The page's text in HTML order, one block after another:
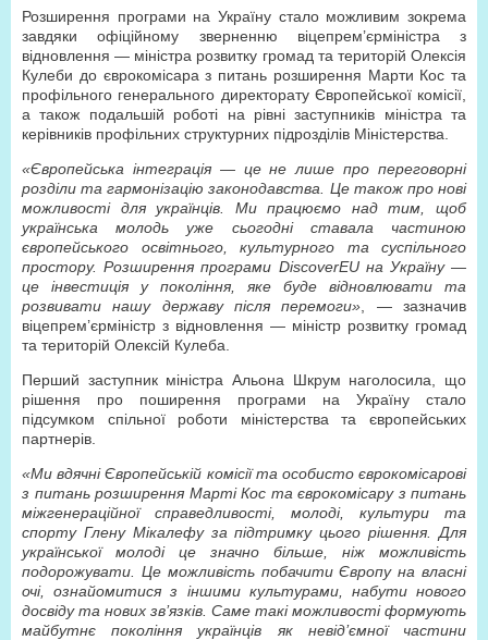
Розширення програми на Україну стало можливим зокрема
завдяки офіційному зверненню віцепрем’єр­міністра з
відновлення — міністра розвитку громад та територій Олексія
Кулеби до єврокомісара з питань розширення Марти Кос та
профільного генерального директорату Європейської комісії,
а також подальшій роботі на рівні заступників міністра та
керівників профільних структурних підрозділів Міністерства.
«Європейська інтеграція — це не лише про переговорні
розділи та гармонізацію законодавства. Це також про нові
можливості для українців. Ми працюємо над тим, щоб
українська молодь уже сьогодні ставала частиною
європейського освітнього, культурного та суспільного
простору. Розширення програми DiscoverEU на Україну —
це інвестиція у покоління, яке буде відновлювати та
розвивати нашу державу після перемоги» , — зазначив
віцепрем’єр­міністр з відновлення — міністр розвитку громад
та територій Олексій Кулеба.
Перший заступник міністра Альона Шкрум наголосила, що
рішення про поширення програми на Україну стало
підсумком спільної роботи міністерства та європейських
партнерів.
«Ми вдячні Європейській комісії та особисто єврокомісарові
з питань розширення Марті Кос та єврокомісару з питань
міжгенераційної справедливості, молоді, культури та
спорту Глену Мікалефу за підтримку цього рішення. Для
української молоді це значно більше, ніж можливість
подорожувати. Це можливість побачити Європу на власні
очі, ознайомитися з іншими культурами, набути нового
досвіду та нових зв’язків. Саме такі можливості формують
майбутнє покоління українців як невід’ємної частини